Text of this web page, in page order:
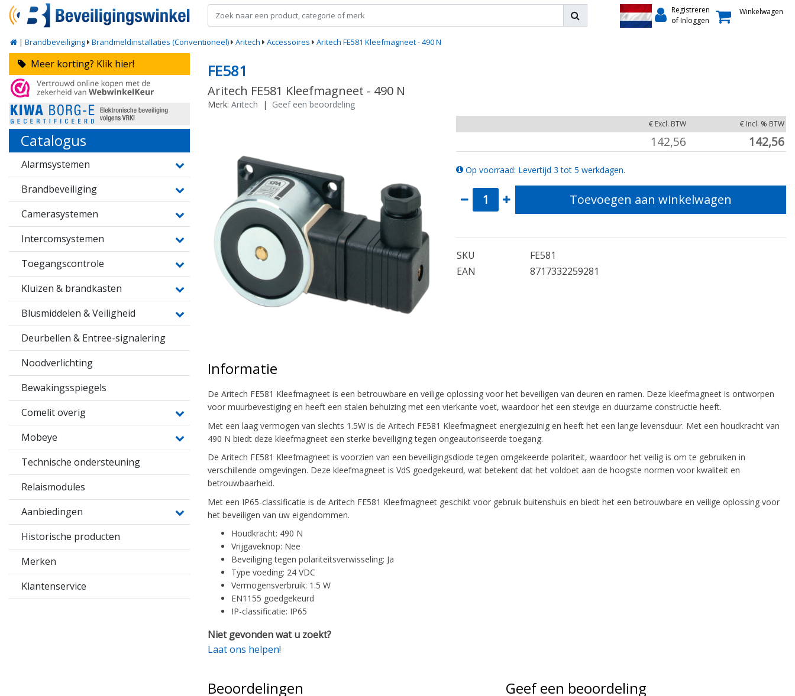
Registreren
of Inloggen
Winkelwagen
| Brandbeveiliging Brandmeldinstallaties (Conventioneel) Aritech Accessoires Aritech FE581 Kleefmagneet - 490 N
Meer korting? Klik hier!
Catalogus
Alarmsystemen
Brandbeveiliging
Camerasystemen
Intercomsystemen
Toegangscontrole
Kluizen & brandkasten
Blusmiddelen & Veiligheid
Deurbellen & Entree-signalering
Noodverlichting
Bewakingsspiegels
Comelit overig
Mobeye
Technische ondersteuning
Relaismodules
Aanbiedingen
Historische producten
Merken
Klantenservice
FE581
Aritech FE581 Kleefmagneet - 490 N
Merk: Aritech | Geef een beoordeling
€ Excl. BTW € Incl. % BTW
142,56 142,56
Op voorraad: Levertijd 3 tot 5 werkdagen.
Toevoegen aan winkelwagen
SKU
FE581
EAN
8717332259281
Informatie
De Aritech FE581 Kleefmagneet is een betrouwbare en veilige oplossing voor het beveiligen van deuren en ramen. Deze kleefmagneet is ontworpen
voor muurbevestiging en heeft een stalen behuizing met een vierkante voet, waardoor het een stevige en duurzame constructie heeft.
Met een laag vermogen van slechts 1.5W is de Aritech FE581 Kleefmagneet energiezuinig en heeft het een lange levensduur. Met een houdkracht van
490 N biedt deze kleefmagneet een sterke beveiliging tegen ongeautoriseerde toegang.
De Aritech FE581 Kleefmagneet is voorzien van een beveiligingsdiode tegen omgekeerde polariteit, waardoor het veilig is om te gebruiken in
verschillende omgevingen. Deze kleefmagneet is VdS goedgekeurd, wat betekent dat het voldoet aan de hoogste normen voor kwaliteit en
betrouwbaarheid.
Met een IP65-classificatie is de Aritech FE581 Kleefmagneet geschikt voor gebruik buitenshuis en biedt het een betrouwbare en veilige oplossing voor
het beveiligen van uw eigendommen.
Houdkracht: 490 N
Vrijgaveknop: Nee
Beveiliging tegen polariteitsverwisseling: Ja
Type voeding: 24 VDC
Vermogensverbruik: 1.5 W
EN1155 goedgekeurd
IP-classificatie: IP65
Niet gevonden wat u zoekt?
Laat ons helpen!
Beoordelingen Geef een beoordeling